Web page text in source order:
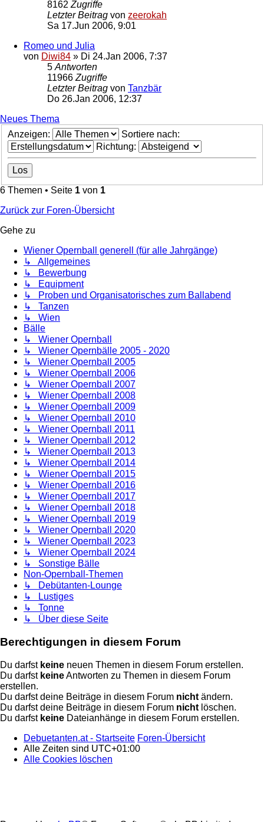
8162 Zugriffe
Letzter Beitrag von zeerokah
Sa 17.Jun 2006, 9:01
Romeo und Julia
von Diwi84 » Di 24.Jan 2006, 7:37
5 Antworten
11966 Zugriffe
Letzter Beitrag von Tanzbär
Do 26.Jan 2006, 12:37
Neues Thema
Anzeigen:
Sortiere nach:
Richtung:
6 Themen • Seite 1 von 1
Zurück zur Foren-Übersicht
Gehe zu
Wiener Opernball generell (für alle Jahrgänge)
↳ Allgemeines
↳ Bewerbung
↳ Equipment
↳ Proben und Organisatorisches zum Ballabend
↳ Tanzen
↳ Wien
Bälle
↳ Wiener Opernball
↳ Wiener Opernbälle 2005 - 2020
↳ Wiener Opernball 2005
↳ Wiener Opernball 2006
↳ Wiener Opernball 2007
↳ Wiener Opernball 2008
↳ Wiener Opernball 2009
↳ Wiener Opernball 2010
↳ Wiener Opernball 2011
↳ Wiener Opernball 2012
↳ Wiener Opernball 2013
↳ Wiener Opernball 2014
↳ Wiener Opernball 2015
↳ Wiener Opernball 2016
↳ Wiener Opernball 2017
↳ Wiener Opernball 2018
↳ Wiener Opernball 2019
↳ Wiener Opernball 2020
↳ Wiener Opernball 2023
↳ Wiener Opernball 2024
↳ Sonstige Bälle
Non-Opernball-Themen
↳ Debütanten-Lounge
↳ Lustiges
↳ Tonne
↳ Über diese Seite
Berechtigungen in diesem Forum
Du darfst keine neuen Themen in diesem Forum erstellen.
Du darfst keineAntworten zu Themen in diesem Forum
erstellen.
Du darfst deine Beiträge in diesem Forum nicht ändern.
Du darfst deine Beiträge in diesem Forum nicht löschen.
Du darfst keine Dateianhänge in diesem Forum erstellen.
Debuetanten.at - Startseite Foren-Übersicht
Alle Zeiten sind UTC+01:00
Alle Cookies löschen